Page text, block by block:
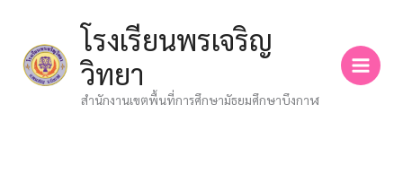
content
โรงเรียนพรเจริญ
วิทยา
สำนักงานเขตพื้นที่การศึกษามัธยมศึกษาบึงกาฬ